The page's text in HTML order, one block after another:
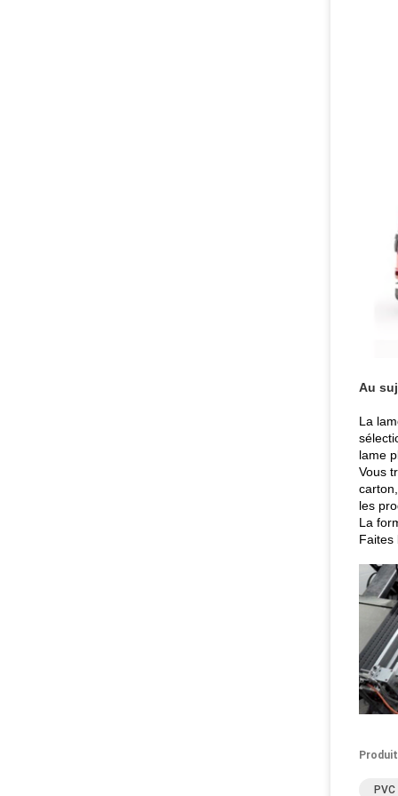
Au
La
lame
Vous
les
La
Faites